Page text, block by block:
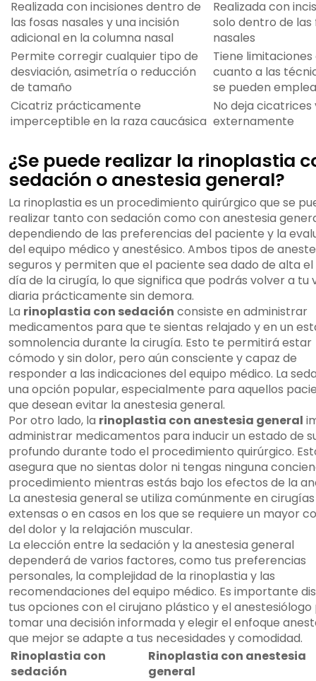
Realizada con incisiones dentro de
las fosas nasales y una incisión
adicional en la columna nasal
Realizada con
solo dentro de las
nasales
Permite corregir cualquier tipo de
desviación, asimetría o reducción
de tamaño
Tiene limitaciones
cuanto a las
se pueden
Cicatriz prácticamente
imperceptible en la raza caucásica
No deja cicatrices
externamente
¿Se puede realizar la rinoplastia
sedación o anestesia general?
La rinoplastia es un procedimiento quirúrgico que se
realizar tanto con sedación como con anestesia
dependiendo de las preferencias del paciente y la
del equipo médico y anestésico. Ambos tipos de
seguros y permiten que el paciente sea dado de alta
día de la cirugía, lo que significa que podrás volver a tu
diaria prácticamente sin demora.
La rinoplastia con sedación consiste en administrar
medicamentos para que te sientas relajado y en un
somnolencia durante la cirugía. Esto te permitirá estar
cómodo y sin dolor, pero aún consciente y capaz de
responder a las indicaciones del equipo médico. La
una opción popular, especialmente para aquellos
que desean evitar la anestesia general.
Por otro lado, la rinoplastia con anestesia general
administrar medicamentos para inducir un estado de
profundo durante todo el procedimiento quirúrgico.
asegura que no sientas dolor ni tengas ninguna
procedimiento mientras estás bajo los efectos de la
La anestesia general se utiliza comúnmente en
extensas o en casos en los que se requiere un mayor
del dolor y la relajación muscular.
La elección entre la sedación y la anestesia general
dependerá de varios factores, como tus preferencias
personales, la complejidad de la rinoplastia y las
recomendaciones del equipo médico. Es importante
tus opciones con el cirujano plástico y el
tomar una decisión informada y elegir el enfoque
que mejor se adapte a tus necesidades y comodidad.
Rinoplastia con
sedación
Rinoplastia con anestesia
general